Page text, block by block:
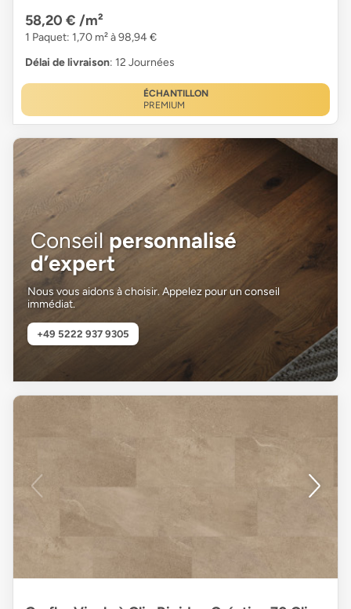
58,20 € /m²
1 Paquet: 1,70 m² à 98,94 €
Délai de livraison: 12 Journées
ÉCHANTILLON
PREMIUM
Conseil personnalisé
d’expert
Nous vous aidons à choisir. Appelez pour un conseil
immédiat.
+49 5222 937 9305